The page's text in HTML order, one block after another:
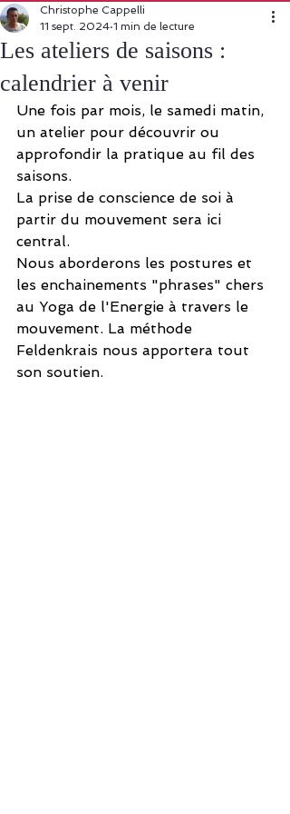
Les ateliers de saisons :
calendrier à venir
Christophe Cappelli
11 sept. 2024 1 min de lecture
Une fois par mois, le samedi matin,
un atelier pour découvrir ou
approfondir la pratique au fil des
saisons.
La prise de conscience de soi à
partir du mouvement sera ici
central.
Nous aborderons les postures et
les enchainements "phrases" chers
au Yoga de l'Energie à travers le
mouvement. La méthode
Feldenkrais nous apportera tout
son soutien.